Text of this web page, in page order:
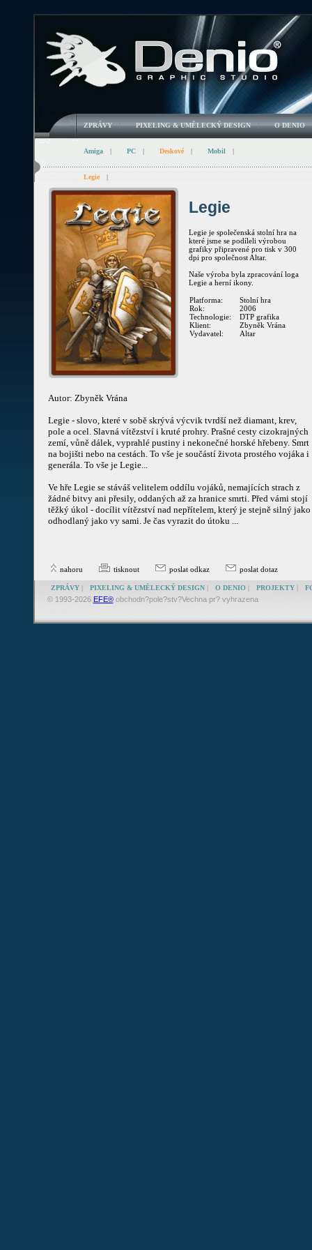
ZPRÁVY | PIXELING & UMĚLECKÝ DESIGN | O DENIO
Amiga | PC | Deskové | Mobil |
Legie |
Legie
Legie je společenská stolní hra na
které jsme se podíleli výrobou
grafiky připravené pro tisk v 300
dpi pro společnost Altar.
Naše výroba byla zpracování loga
Legie a herní ikony.
Platforma:
Rok:
Technologie:
Klient:
Vydavatel:
Stolní hra
2006
DTP grafika
Zbyněk Vrána
Altar
Autor: Zbyněk Vrána
Legie - slovo, které v sobě skrývá výcvik tvrdší než diamant, krev,
pole a ocel. Slavná vítězství i kruté prohry. Prašné cesty cizokrajných
zemí, vůně dálek, vyprahlé pustiny i nekonečné horské hřebeny. Smrt
na bojišti nebo na cestách. To vše je součástí života prostého vojáka i
generála. To vše je Legie...
Ve hře Legie se stáváš velitelem oddílu vojáků, nemajících strach z
žádné bitvy ani přesily, oddaných až za hranice smrti. Před vámi stojí
těžký úkol - docílit vítězství nad nepřítelem, který je stejně silný jako
odhodlaný jako vy sami. Je čas vyrazit do útoku ...
nahoru tisknout poslat odkaz poslat dotaz
ZPRÁVY| PIXELING & UMĚLECKÝ DESIGN| O DENIO| PROJEKTY|
© 1993-2026 EFE®obchodn?pole?stv?Vechna pr? vyhrazena